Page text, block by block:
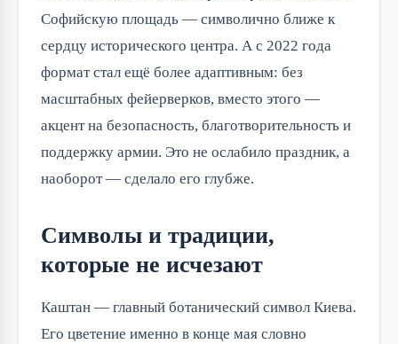
Софийскую площадь — символично ближе к
сердцу исторического центра. А с 2022 года
формат стал ещё более адаптивным: без
масштабных фейерверков, вместо этого —
акцент на безопасность, благотворительность и
поддержку армии. Это не ослабило праздник, а
наоборот — сделало его глубже.
Символы и традиции,
которые не исчезают
Каштан — главный ботанический символ Киева.
Его цветение именно в конце мая словно